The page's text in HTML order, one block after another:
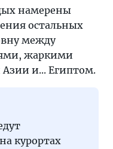
намерены
остальных
между
жаркими
и... Египтом.
курортах